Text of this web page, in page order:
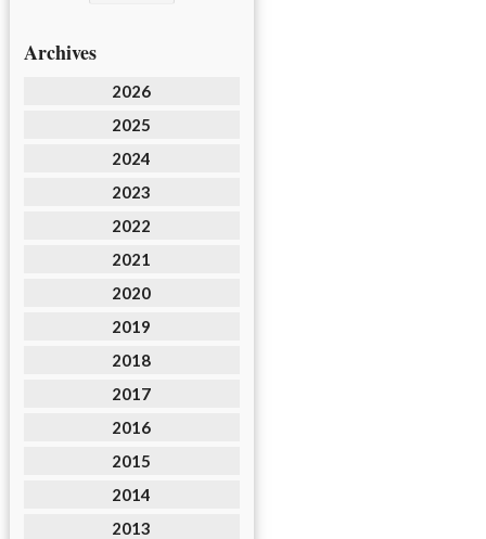
Archives
2026
2025
2024
2023
2022
2021
2020
2019
2018
2017
2016
2015
2014
2013